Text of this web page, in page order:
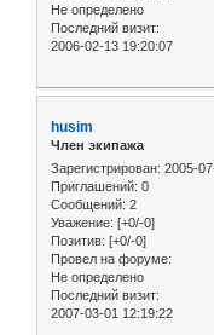
Не определено
Последний визит:
2006-02-13 19:20:07
husim
Член экипажа
Зарегистрирован: 2005-
Приглашений: 0
Сообщений: 2
Уважение: [+0/-0]
Позитив: [+0/-0]
Провел на форуме:
Не определено
Последний визит:
2007-03-01 12:19:22